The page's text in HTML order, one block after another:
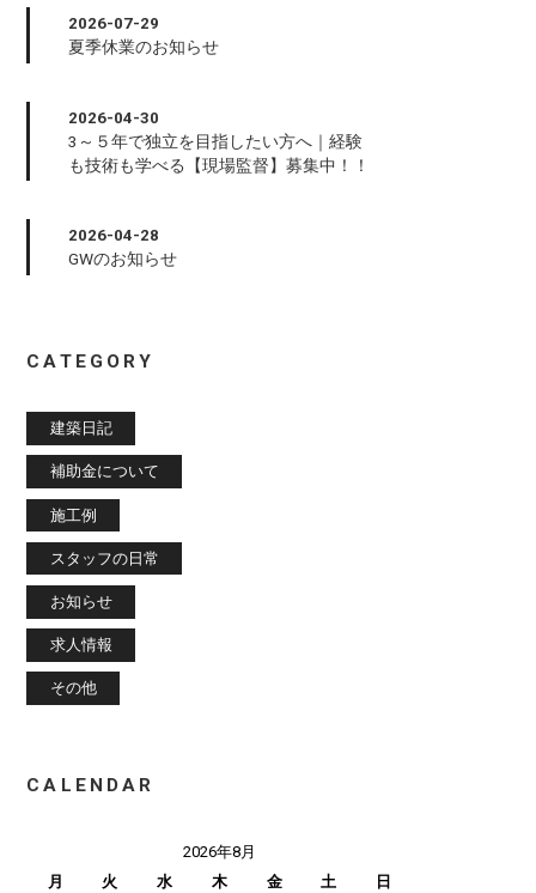
2026-07-29
夏季休業のお知らせ
2026-04-30
3～５年で独立を目指したい方へ｜経験
も技術も学べる【現場監督】募集中！！
2026-04-28
GWのお知らせ
CATEGORY
建築日記
補助金について
施工例
スタッフの日常
お知らせ
求人情報
その他
CALENDAR
2026年8月
月
火 水 木 金 土
日